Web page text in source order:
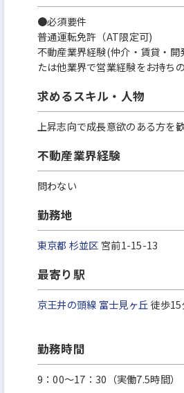
●必須要件
普通運転免許（AT限定可)
不動産業界経験(仲介・賃貸・開
たは他業界で営業経験をお持ち
求めるスキル・人物
上昇志向で成長意欲のある方を
不動産業界経験
問わない
勤務地
東京都 杉並区 宮前1-15-13
最寄り駅
京王井の頭線 富士見ヶ丘 徒歩
勤務時間
9：00～17：30（実働7.5時間）